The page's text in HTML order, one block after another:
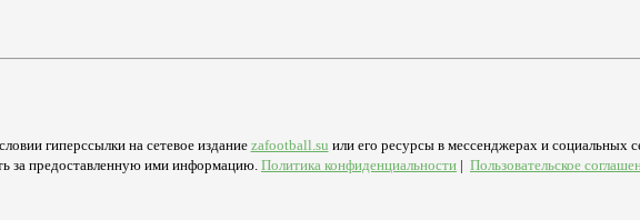
гиперссылки на сетевое издание zafootball.su или его ресурсы в мессенджерах и социальных
за предоставленную ими информацию. Политика конфиденциальности | Пользовательское